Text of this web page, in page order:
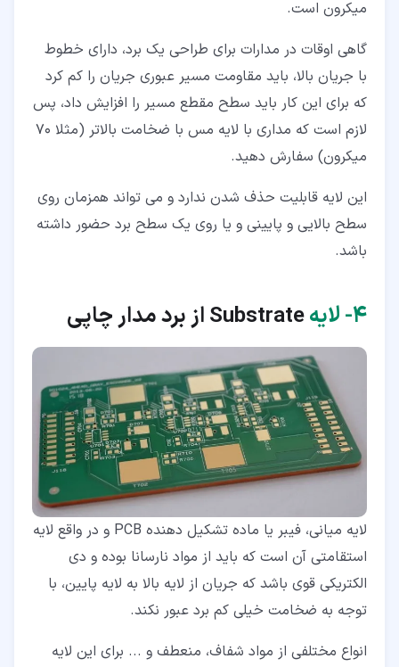
میکرون است.
گاهی اوقات در مدارات برای طراحی یک برد، دارای خطوط
با جریان بالا، باید مقاومت مسیر عبوری جریان را کم کرد
که برای این کار باید سطح مقطع مسیر را افزایش داد، پس
لازم است که مداری با لایه مس با ضخامت بالاتر (مثلا 70
میکرون) سفارش دهید.
این لایه قابلیت حذف شدن ندارد و می تواند همزمان روی
سطح بالایی و پایینی و یا روی یک سطح برد حضور داشته
باشد.
۴‏- لایه Substrate از برد مدار چاپی
لایه میانی، فیبر یا ماده تشکیل دهنده PCB و در واقع لایه
استقامتی آن است که باید از مواد نارسانا بوده و دی
الکتریکی قوی باشد که جریان از لایه بالا به لایه پایین، با
توجه به ضخامت خیلی کم برد عبور نکند.
انواع مختلفی از مواد شفاف، منعطف و ... برای این لایه